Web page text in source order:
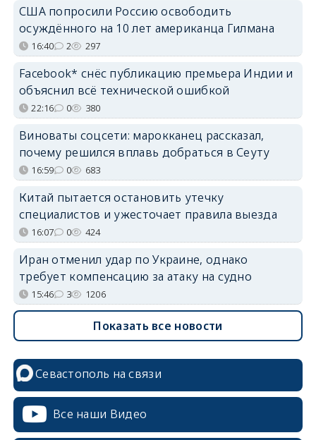
США попросили Россию освободить
осуждённого на 10 лет американца Гилмана
16:40 2 297
Facebook* снёс публикацию премьера Индии и
объяснил всё технической ошибкой
22:16 0 380
Виноваты соцсети: марокканец рассказал,
почему решился вплавь добраться в Сеуту
16:59 0 683
Китай пытается остановить утечку
специалистов и ужесточает правила выезда
16:07 0 424
Иран отменил удар по Украине, однако
требует компенсацию за атаку на судно
15:46 3 1206
Показать все новости
Севастополь на связи
Все наши Видео